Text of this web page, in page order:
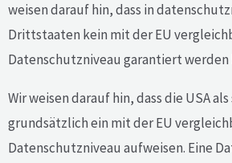
weisen darauf hin, dass in
Drittstaaten kein mit der EU
Datenschutzniveau garantiert werden
Wir weisen darauf hin, dass die USA
grundsätzlich ein mit der EU
Datenschutzniveau aufweisen. Eine